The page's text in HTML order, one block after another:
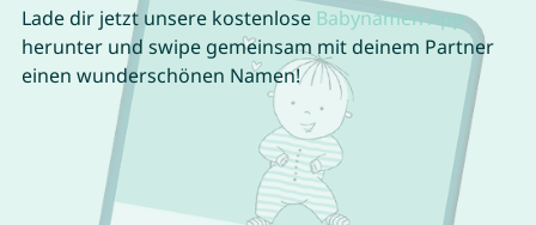
Lade dir jetzt unsere kostenlose Babynamen App
herunter und swipe gemeinsam mit deinem Partner
einen wunderschönen Namen!